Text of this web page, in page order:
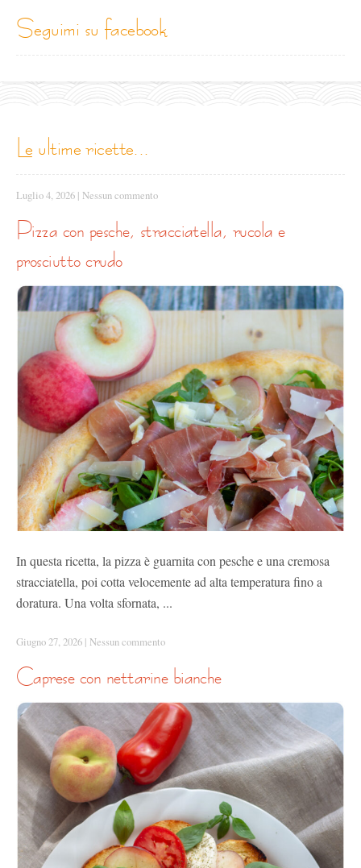
seguimi su facebook
le ultime ricette...
Luglio 4, 2026 | Nessun commento
pizza con pesche, stracciatella, rucola e
prosciutto crudo
In questa ricetta, la pizza è guarnita con pesche e una cremosa
stracciatella, poi cotta velocemente ad alta temperatura fino a
doratura. Una volta sfornata, ...
Giugno 27, 2026 | Nessun commento
caprese con nettarine bianche